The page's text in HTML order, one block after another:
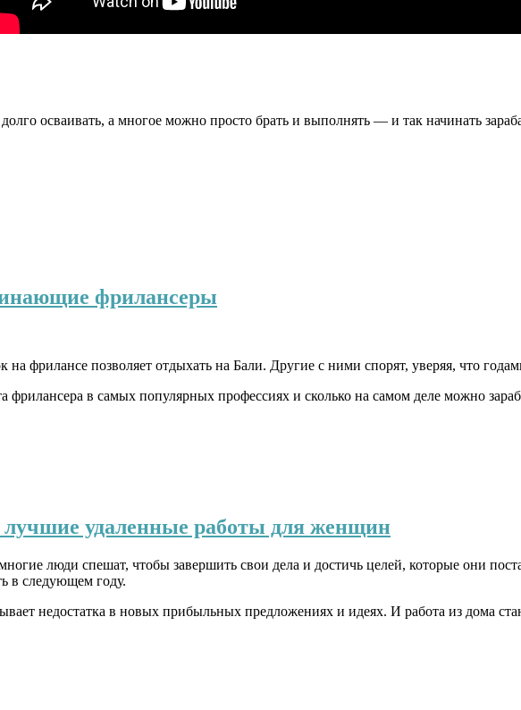
осваивать, а многое можно просто брать и выполнять — и так начинать
фрилансеры
фрилансе позволяет отдыхать на Бали. Другие с ними спорят, уверяя, что
фрилансера в самых популярных профессиях и сколько на самом деле можно
лучшие удаленные работы для женщин
люди спешат, чтобы завершить свои дела и достичь целей, которые они
в следующем году.
недостатка в новых прибыльных предложениях и идеях. И работа из дома